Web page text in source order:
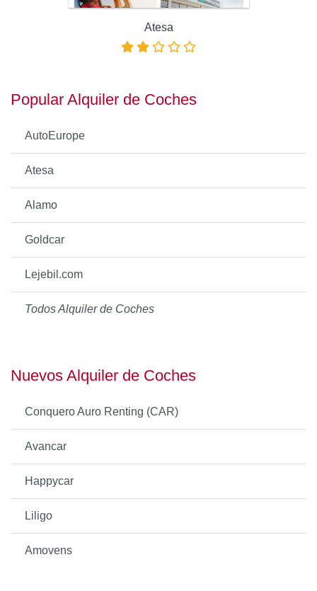
Atesa
Popular Alquiler de Coches
AutoEurope
Atesa
Alamo
Goldcar
Lejebil.com
Todos Alquiler de Coches
Nuevos Alquiler de Coches
Conquero Auro Renting (CAR)
Avancar
Happycar
Liligo
Amovens